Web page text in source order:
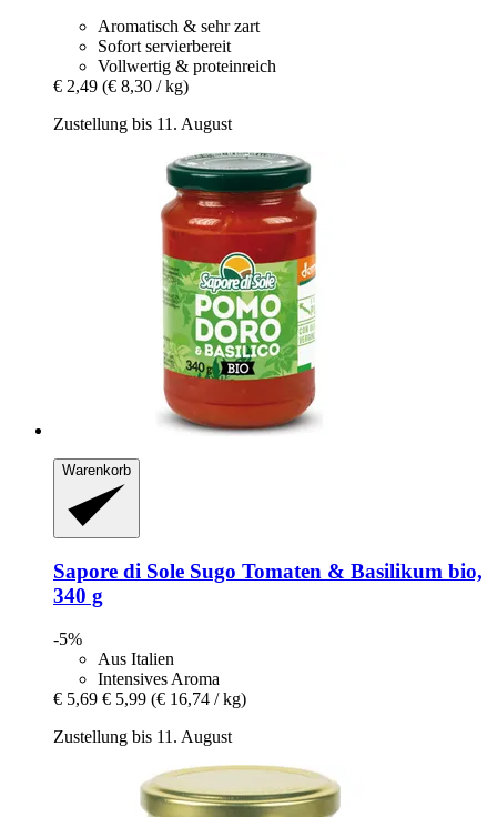
Aromatisch & sehr zart
Sofort servierbereit
Vollwertig & proteinreich
€ 2,49 (€ 8,30 / kg)
Zustellung bis 11. August
Warenkorb
Sapore di Sole Sugo Tomaten & Basilikum bio,
340 g
-5%
Aus Italien
Intensives Aroma
€ 5,69 € 5,99 (€ 16,74 / kg)
Zustellung bis 11. August